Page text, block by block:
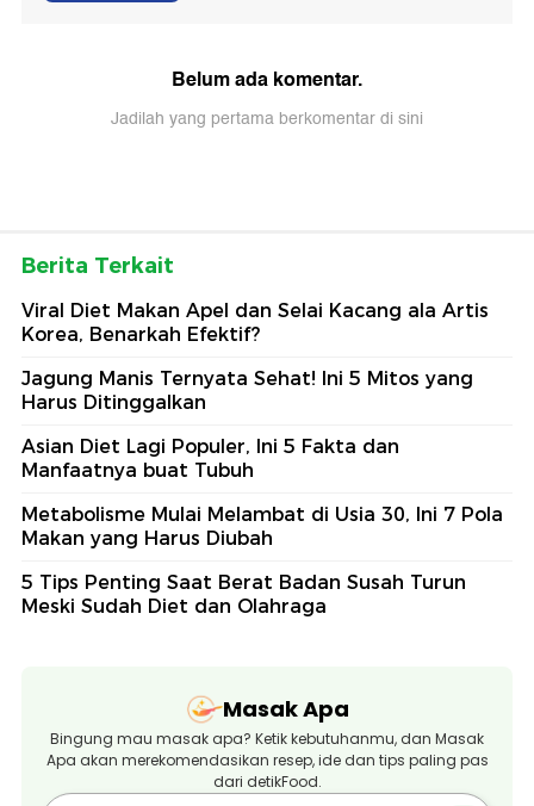
Belum ada komentar.
Jadilah yang pertama berkomentar di sini
Berita Terkait
Viral Diet Makan Apel dan Selai Kacang ala Artis
Korea, Benarkah Efektif?
Jagung Manis Ternyata Sehat! Ini 5 Mitos yang
Harus Ditinggalkan
Asian Diet Lagi Populer, Ini 5 Fakta dan
Manfaatnya buat Tubuh
Metabolisme Mulai Melambat di Usia 30, Ini 7 Pola
Makan yang Harus Diubah
5 Tips Penting Saat Berat Badan Susah Turun
Meski Sudah Diet dan Olahraga
Masak Apa
Bingung mau masak apa? Ketik kebutuhanmu, dan Masak
Apa akan merekomendasikan resep, ide dan tips paling pas
dari detikFood.